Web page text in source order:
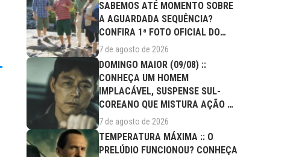
SABEMOS ATÉ MOMENTO SOBRE
A AGUARDADA SEQUÊNCIA?
CONFIRA 1ª FOTO OFICIAL DO
ELENCO!
7 de agosto de 2026
DOMINGO MAIOR (09/08) ::
CONHEÇA UM HOMEM
IMPLACÁVEL, SUSPENSE SUL-
COREANO QUE MISTURA AÇÃO E
DRAMA FAMILIAR
7 de agosto de 2026
TEMPERATURA MÁXIMA :: O
PRELÚDIO FUNCIONOU? CONHEÇA